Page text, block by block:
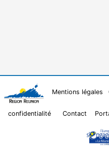
Mentions légales
confidentialité Contact